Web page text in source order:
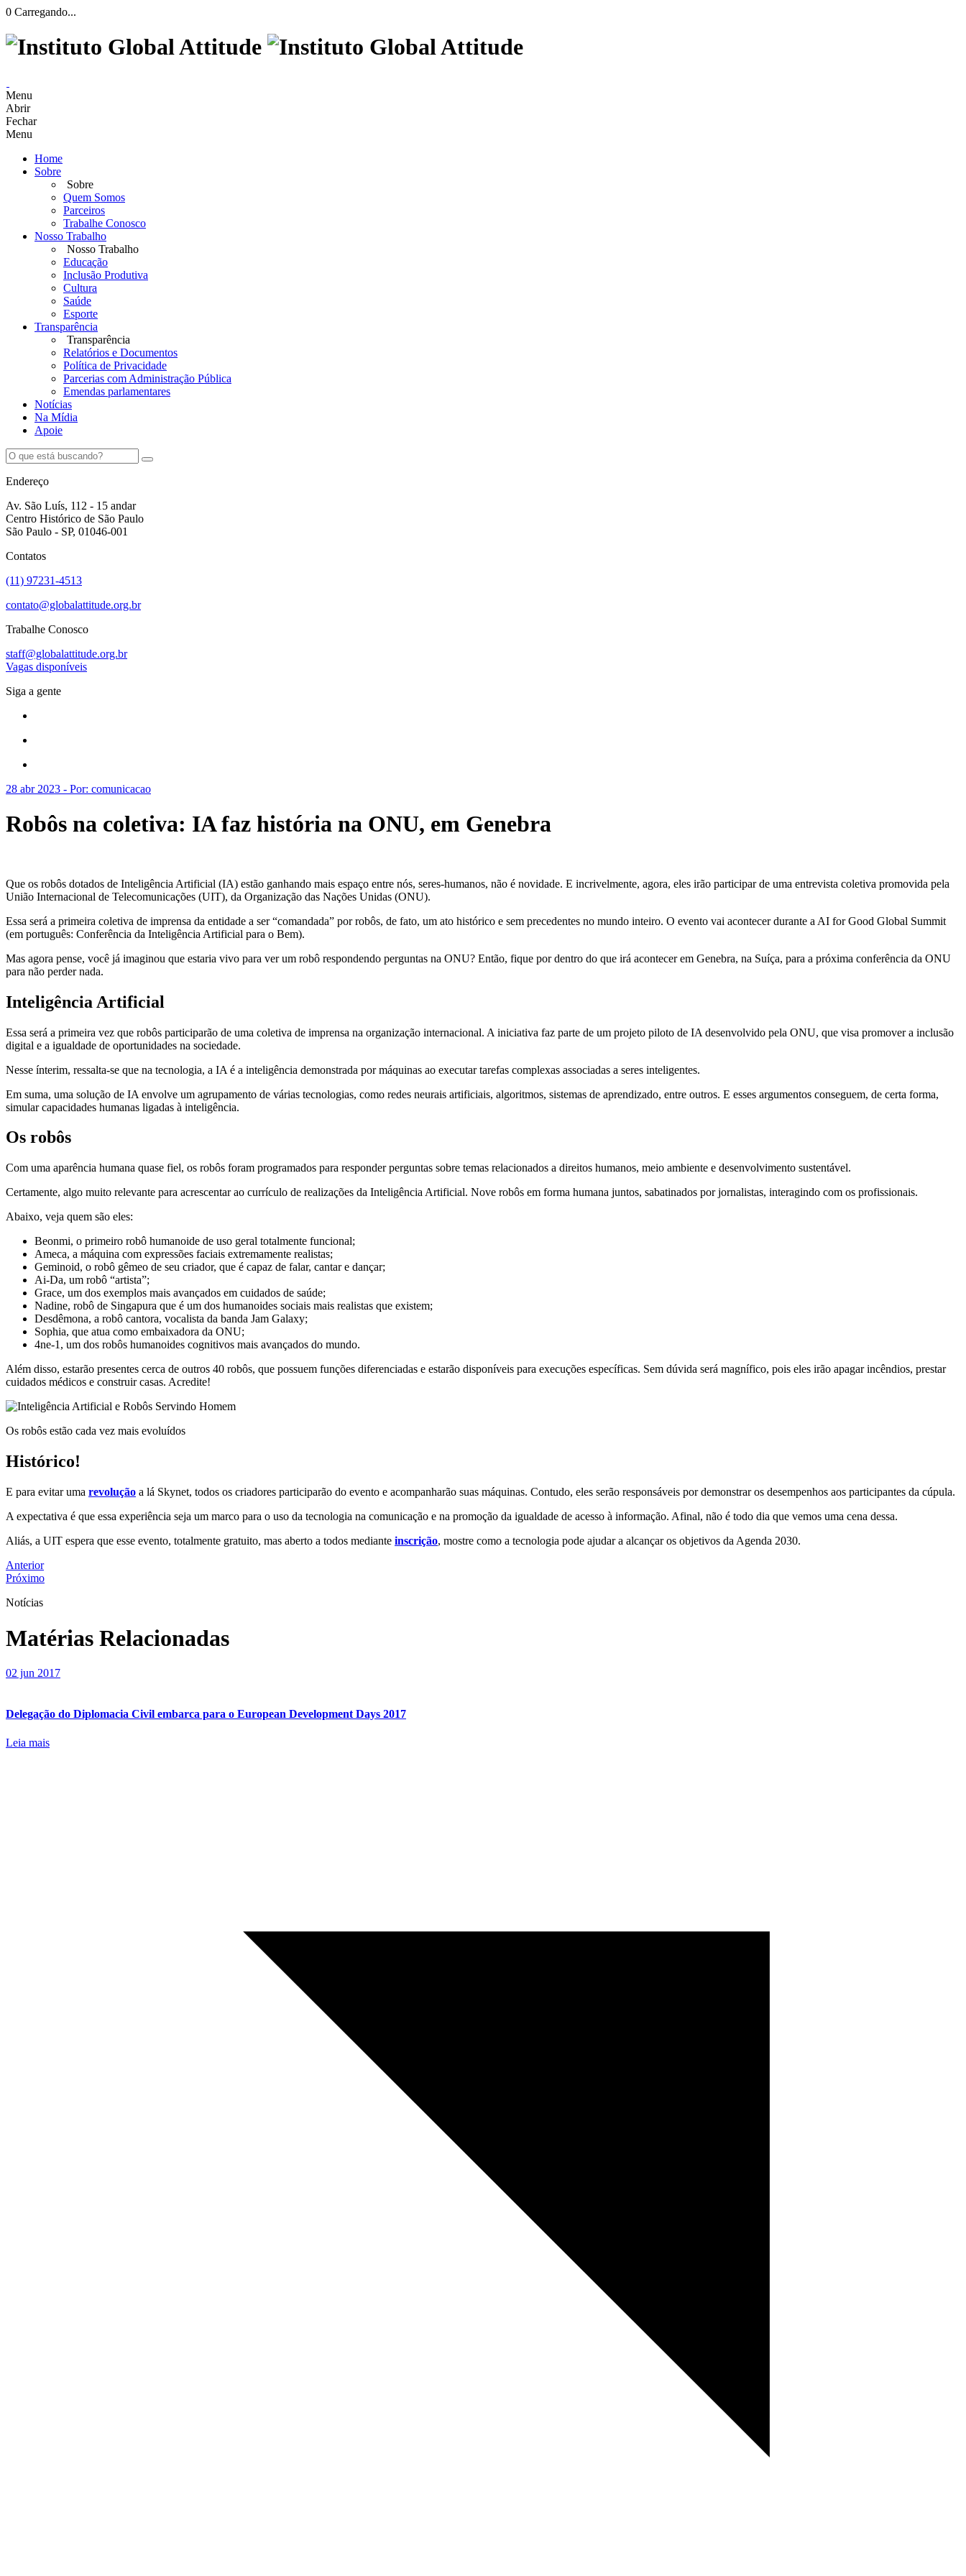
0 Carregando...
Menu
Abrir
Fechar
Menu
Home
Sobre
Sobre
Quem Somos
Parceiros
Trabalhe Conosco
Nosso Trabalho
Nosso Trabalho
Educação
Inclusão Produtiva
Cultura
Saúde
Esporte
Transparência
Transparência
Relatórios e Documentos
Política de Privacidade
Parcerias com Administração Pública
Emendas parlamentares
Notícias
Na Mídia
Apoie
Endereço
Av. São Luís, 112 - 15 andar
Centro Histórico de São Paulo
São Paulo - SP, 01046-001
Contatos
(11) 97231-4513
contato@globalattitude.org.br
Trabalhe Conosco
staff@globalattitude.org.br
Vagas disponíveis
Siga a gente
28 abr 2023 - Por: comunicacao
Robôs na coletiva: IA faz história na ONU, em Genebra
Que os robôs dotados de Inteligência Artificial (IA) estão ganhando mais espaço entre nós, seres-humanos, não é novidade. E incrivelmente, agora, eles irão participar de uma entrevista coletiva promovida pela
União Internacional de Telecomunicações (UIT), da Organização das Nações Unidas (ONU).
Essa será a primeira coletiva de imprensa da entidade a ser “comandada” por robôs, de fato, um ato histórico e sem precedentes no mundo inteiro. O evento vai acontecer durante a AI for Good Global Summit
(em português: Conferência da Inteligência Artificial para o Bem).
Mas agora pense, você já imaginou que estaria vivo para ver um robô respondendo perguntas na ONU? Então, fique por dentro do que irá acontecer em Genebra, na Suíça, para a próxima conferência da ONU
para não perder nada.
Inteligência Artificial
Essa será a primeira vez que robôs participarão de uma coletiva de imprensa na organização internacional. A iniciativa faz parte de um projeto piloto de IA desenvolvido pela ONU, que visa promover a inclusão
digital e a igualdade de oportunidades na sociedade.
Nesse ínterim, ressalta-se que na tecnologia, a IA é a inteligência demonstrada por máquinas ao executar tarefas complexas associadas a seres inteligentes.
Em suma, uma solução de IA envolve um agrupamento de várias tecnologias, como redes neurais artificiais, algoritmos, sistemas de aprendizado, entre outros. E esses argumentos conseguem, de certa forma,
simular capacidades humanas ligadas à inteligência.
Os robôs
Com uma aparência humana quase fiel, os robôs foram programados para responder perguntas sobre temas relacionados a direitos humanos, meio ambiente e desenvolvimento sustentável.
Certamente, algo muito relevante para acrescentar ao currículo de realizações da Inteligência Artificial. Nove robôs em forma humana juntos, sabatinados por jornalistas, interagindo com os profissionais.
Abaixo, veja quem são eles:
Beonmi, o primeiro robô humanoide de uso geral totalmente funcional;
Ameca, a máquina com expressões faciais extremamente realistas;
Geminoid, o robô gêmeo de seu criador, que é capaz de falar, cantar e dançar;
Ai-Da, um robô “artista”;
Grace, um dos exemplos mais avançados em cuidados de saúde;
Nadine, robô de Singapura que é um dos humanoides sociais mais realistas que existem;
Desdêmona, a robô cantora, vocalista da banda Jam Galaxy;
Sophia, que atua como embaixadora da ONU;
4ne-1, um dos robôs humanoides cognitivos mais avançados do mundo.
Além disso, estarão presentes cerca de outros 40 robôs, que possuem funções diferenciadas e estarão disponíveis para execuções específicas. Sem dúvida será magnífico, pois eles irão apagar incêndios, prestar
cuidados médicos e construir casas. Acredite!
Os robôs estão cada vez mais evoluídos
Histórico!
E para evitar uma revolução a lá Skynet, todos os criadores participarão do evento e acompanharão suas máquinas. Contudo, eles serão responsáveis por demonstrar os desempenhos aos participantes da cúpula.
A expectativa é que essa experiência seja um marco para o uso da tecnologia na comunicação e na promoção da igualdade de acesso à informação. Afinal, não é todo dia que vemos uma cena dessa.
Aliás, a UIT espera que esse evento, totalmente gratuito, mas aberto a todos mediante inscrição, mostre como a tecnologia pode ajudar a alcançar os objetivos da Agenda 2030.
Anterior
Próximo
Notícias
Matérias Relacionadas
02 jun 2017
Delegação do Diplomacia Civil embarca para o European Development Days 2017
Leia mais